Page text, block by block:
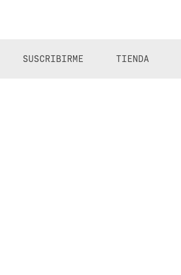
SUSCRIBIRME TIENDA